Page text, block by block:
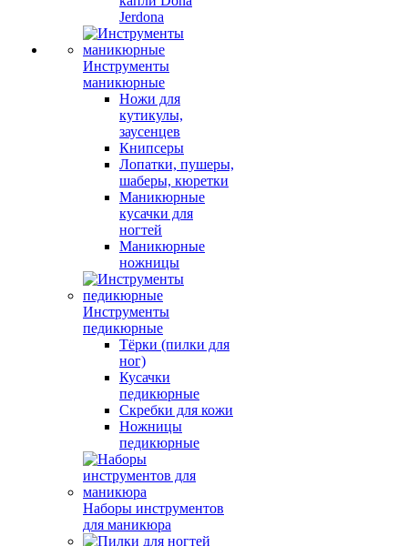
Jerdona
Инструменты
маникюрные
Ножи для
кутикулы,
заусенцев
Книпсеры
Лопатки, пушеры,
шаберы, кюретки
Маникюрные
кусачки для
ногтей
Маникюрные
ножницы
Инструменты
педикюрные
Тёрки (пилки для
ног)
Кусачки
педикюрные
Скребки для кожи
Ножницы
педикюрные
Наборы инструментов
для маникюра